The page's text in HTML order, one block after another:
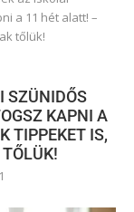
a 11 hét alatt! –
tőlük!
SZÜNIDŐS
KAPNI A
TIPPEKET IS,